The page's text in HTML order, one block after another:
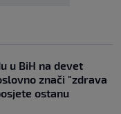
u BiH na devet
znači "zdrava
ostanu